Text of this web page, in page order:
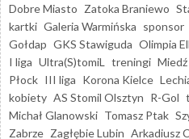
Dobre Miasto Zatoka Braniewo
kartki Galeria Warmińska sponsor
Gołdap GKS Stawiguda Olimpia
I liga Ultra(S)tomiL treningi
Płock III liga Korona Kielce
kobiety AS Stomil Olsztyn R-Gol
Michał Glanowski Tomasz Ptak
Zabrze Zagłębie Lubin Arkadiusz